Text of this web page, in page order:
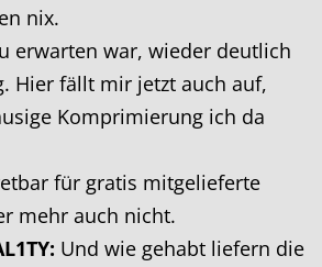
nix.
erwarten war, wieder deutlich
Hier fällt mir jetzt auch auf,
Komprimierung ich da
für gratis mitgelieferte
mehr auch nicht.
Und wie gehabt liefern die